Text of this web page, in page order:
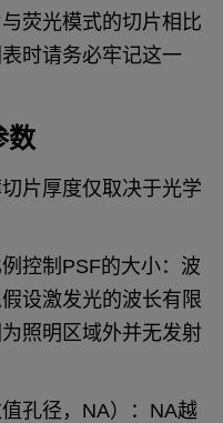
荧光模式的切片相比
时请务必牢记这一
数
片厚度仅取决于光学
控制PSF的大小：波
设激发光的波长有限
照明区域外并无发射
孔径，NA）：NA越